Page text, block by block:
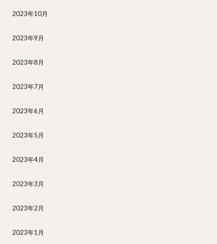
2023年10月
2023年9月
2023年8月
2023年7月
2023年6月
2023年5月
2023年4月
2023年3月
2023年2月
2023年1月